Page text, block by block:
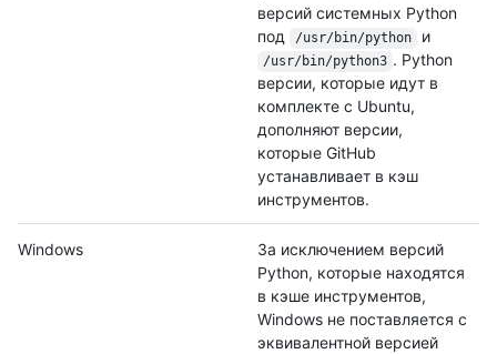
версий системных Python
под
/usr/bin/python и
/usr/bin/python3 . Python
версии, которые идут в
комплекте с Ubuntu,
дополняют версии,
которые GitHub
устанавливает в кэш
инструментов.
Windows
За исключением версий
Python, которые находятся
в кэше инструментов,
Windows не поставляется с
эквивалентной версией